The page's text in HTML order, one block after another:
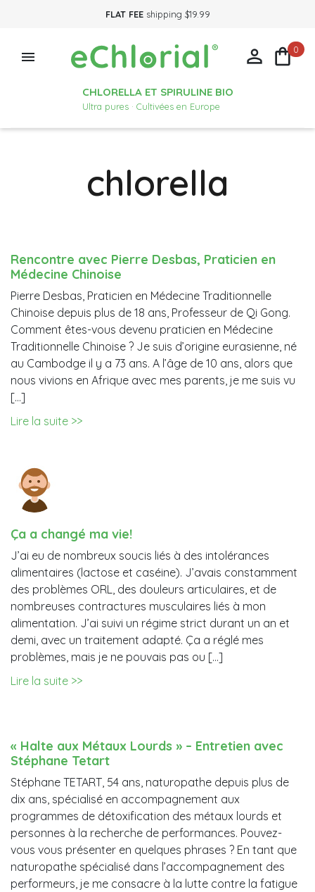
FLAT FEEshipping $19.99

CHLORELLA ET SPIRULINE BIO
Ultra pures · Cultivées en Europe
 0
chlorella
Rencontre avec Pierre Desbas, Praticien en
Médecine Chinoise
Pierre Desbas, Praticien en Médecine Traditionnelle
Chinoise depuis plus de 18 ans, Professeur de Qi Gong.
Comment êtes-vous devenu praticien en Médecine
Traditionnelle Chinoise ? Je suis d’origine eurasienne, né
au Cambodge il y a 73 ans. A l’âge de 10 ans, alors que
nous vivions en Afrique avec mes parents, je me suis vu
[…]
Lire la suite >>
Ça a changé ma vie!
J’ai eu de nombreux soucis liés à des intolérances
alimentaires (lactose et caséine). J’avais constamment
des problèmes ORL, des douleurs articulaires, et de
nombreuses contractures musculaires liés à mon
alimentation. J’ai suivi un régime strict durant un an et
demi, avec un traitement adapté. Ça a réglé mes
problèmes, mais je ne pouvais pas ou […]
Lire la suite >>
« Halte aux Métaux Lourds » – Entretien avec
Stéphane Tetart
Stéphane TETART, 54 ans, naturopathe depuis plus de
dix ans, spécialisé en accompagnement aux
programmes de détoxification des métaux lourds et
personnes à la recherche de performances. Pouvez-
vous vous présenter en quelques phrases ? En tant que
naturopathe spécialisé dans l’accompagnement des
performeurs, je me consacre à la lutte contre la fatigue